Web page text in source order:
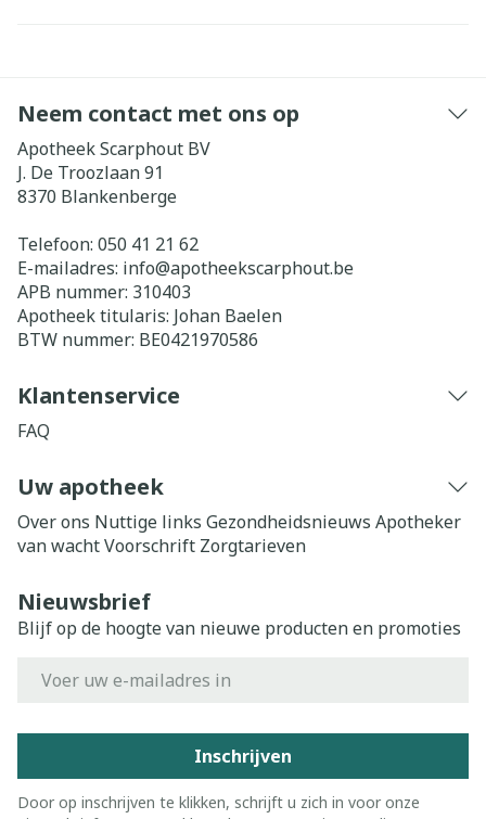
Neem contact met ons op
Apotheek Scarphout BV
J. De Troozlaan 91
8370 Blankenberge
Telefoon: 050 41 21 62
E-mailadres: info@apotheekscarphout.be
APB nummer: 310403
Apotheek titularis: Johan Baelen
BTW nummer: BE0421970586
Klantenservice
FAQ
Uw apotheek
Over ons Nuttige links Gezondheidsnieuws Apotheker
van wachtVoorschrift Zorgtarieven
Nieuwsbrief
Blijf op de hoogte van nieuwe producten en promoties
Inschrijven
Door op inschrijven te klikken, schrijft u zich in voor onze